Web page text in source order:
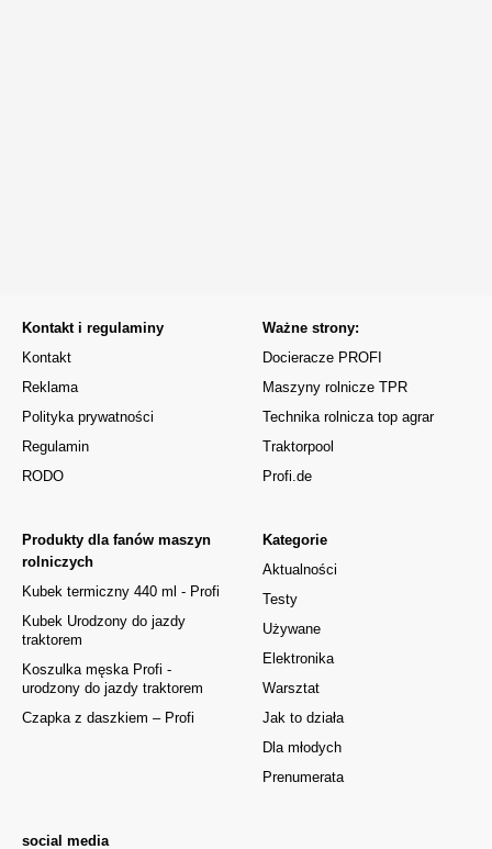
Kontakt i regulaminy
Kontakt
Reklama
Polityka prywatności
Regulamin
RODO
Kategorie
Aktualności
Testy
Używane
Elektronika
Warsztat
Jak to działa
Dla młodych
Prenumerata
Produkty dla fanów maszyn
rolniczych
Kubek termiczny 440 ml - Profi
Kubek Urodzony do jazdy
traktorem
Koszulka męska Profi -
urodzony do jazdy traktorem
Czapka z daszkiem – Profi
Ważne strony:
Docieracze PROFI
Maszyny rolnicze TPR
Technika rolnicza top agrar
Traktorpool
Profi.de
social media